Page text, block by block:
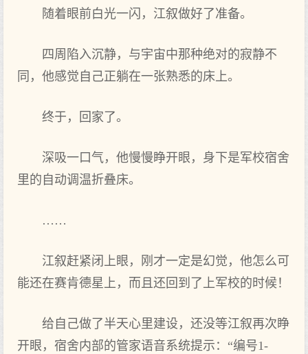
随着眼前白光一闪，江叙做好了准备。
四周陷入沉静，与宇宙中那种绝对的寂静不
同，他感觉自己正躺在一张熟悉的床上。
终于，回家了。
深吸一口气，他慢慢睁开眼，身下是军校宿舍
里的自动调温折叠床。
……
江叙赶紧闭上眼，刚才一定是幻觉，他怎么可
能还在赛肯德星上，而且还回到了上军校的时候！
给自己做了半天心里建设，还没等江叙再次睁
开眼，宿舍内部的管家语音系统提示：“编号1-